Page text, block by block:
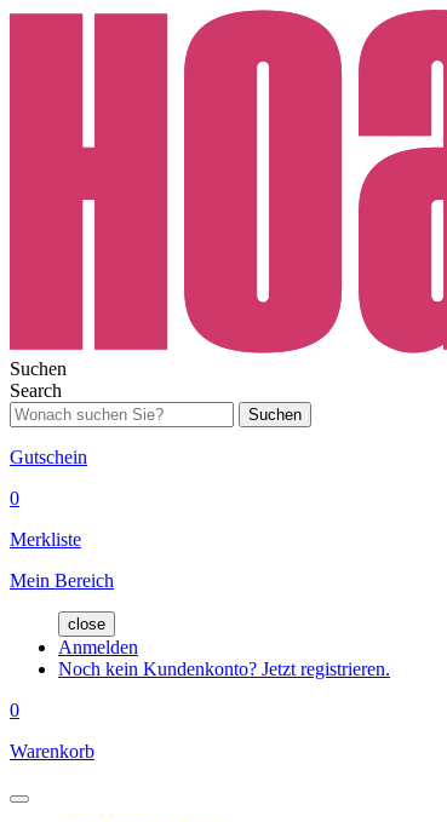
Suchen
Search
Suchen
Gutschein
0
Merkliste
Mein Bereich
close
Anmelden
Noch kein Kundenkonto? Jetzt registrieren.
0
Warenkorb